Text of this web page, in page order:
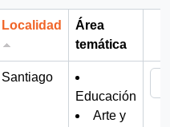
Localidad
Área
temática
Santiago
Educación
Arte y